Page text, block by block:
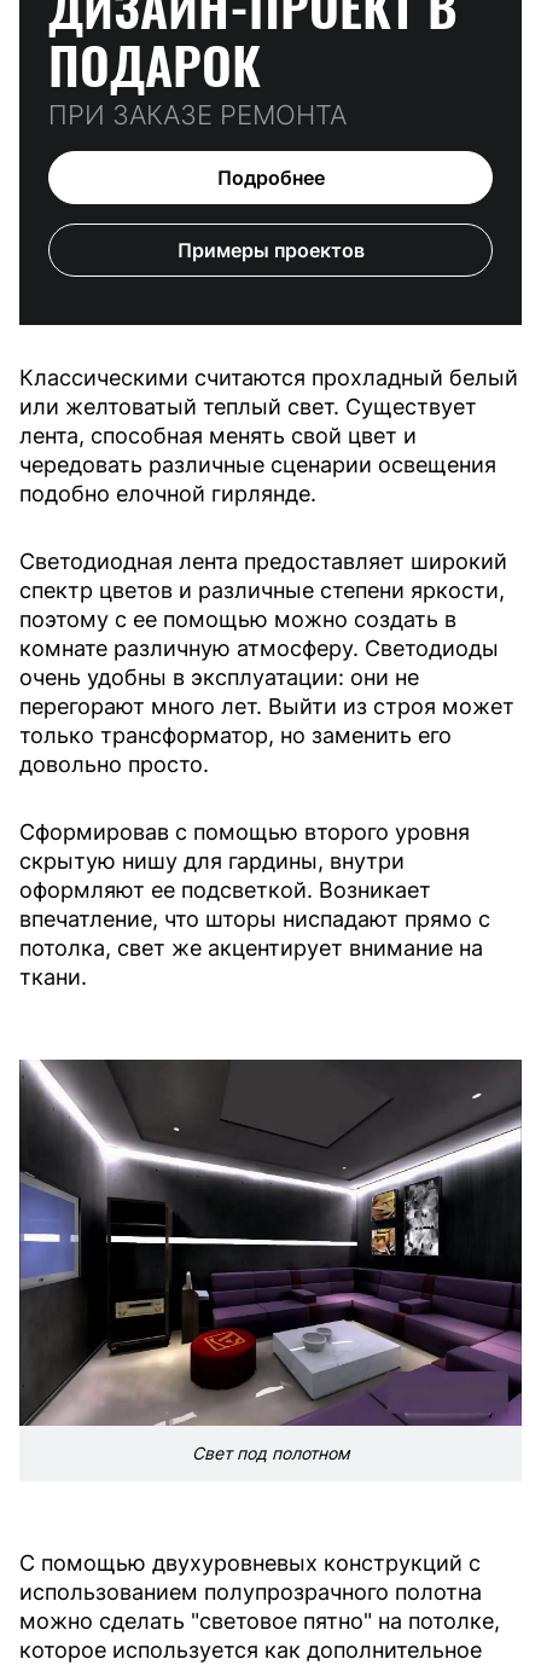
ПОДАРОК
ПРИ ЗАКАЗЕ РЕМОНТА
Подробнее
Примеры проектов
Классическими считаются прохладный белый
или желтоватый теплый свет. Существует
лента, способная менять свой цвет и
чередовать различные сценарии освещения
подобно елочной гирлянде.
Светодиодная лента предоставляет широкий
спектр цветов и различные степени яркости,
поэтому с ее помощью можно создать в
комнате различную атмосферу. Светодиоды
очень удобны в эксплуатации: они не
перегорают много лет. Выйти из строя может
только трансформатор, но заменить его
довольно просто.
Cформировав с помощью второго уровня
скрытую нишу для гардины, внутри
оформляют ее подсветкой. Возникает
впечатление, что шторы ниспадают прямо с
потолка, свет же акцентирует внимание на
ткани.
Свет под полотном
С помощью двухуровневых конструкций с
использованием полупрозрачного полотна
можно сделать "световое пятно" на потолке,
которое используется как дополнительное